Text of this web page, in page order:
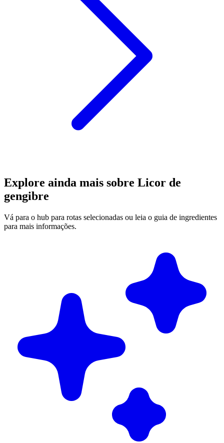
Explore ainda mais sobre Licor de
gengibre
Vá para o hub para rotas selecionadas ou leia o guia de ingredientes
para mais informações.